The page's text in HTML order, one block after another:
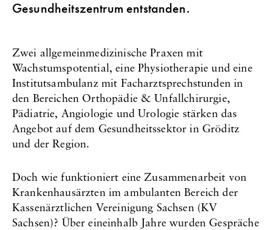
Gesundheitszentrum entstanden.
Zwei allgemeinmedizinische Praxen mit
Wachstumspotential, eine Physiotherapie und eine
Institutsambulanz mit Facharztsprechstunden in
den Bereichen Orthopädie & Unfallchirurgie,
Pädiatrie, Angiologie und Urologie stärken das
Angebot auf dem Gesundheitssektor in Gröditz
und der Region.
Doch wie funktioniert eine Zusammenarbeit von
Krankenhausärzten im ambulanten Bereich der
Kassenärztlichen Vereinigung Sachsen (KV
Sachsen)? Über eineinhalb Jahre wurden Gespräche